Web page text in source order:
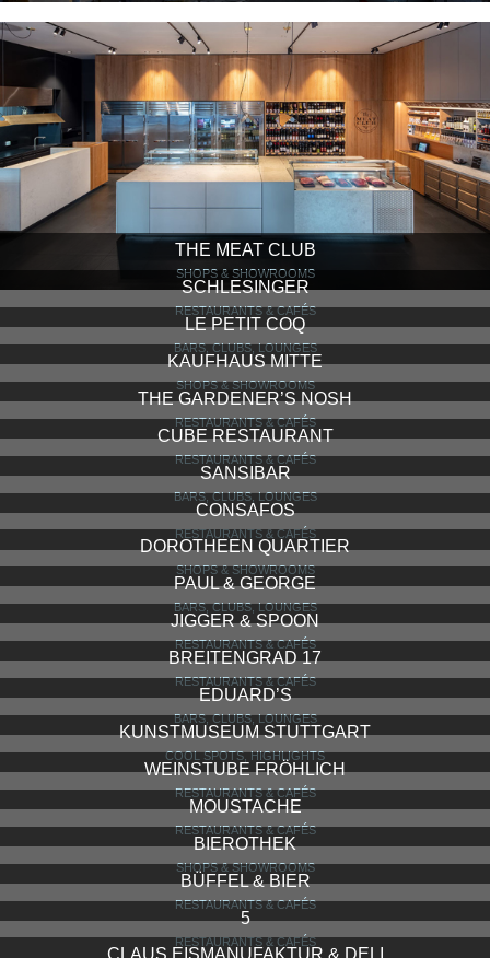
THE MEAT CLUB
SHOPS & SHOWROOMS
SCHLESINGER
LE PETIT COQ
BARS, CLUBS, LOUNGES